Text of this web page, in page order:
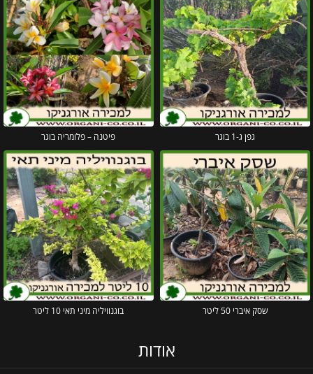
גפן ג-1 בוגר פיטנה – פלומריה בוגר
שסק איברי 50 ליטר בוגנוויליה מיני תאי 10 ליטר
אודות